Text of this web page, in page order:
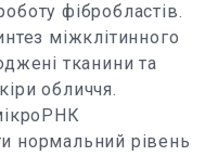
фібробластів.
міжклітинного
тканини та
обличчя.
нормальний рівень